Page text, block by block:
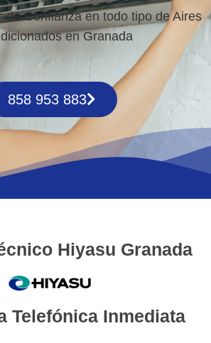
de Confianza en todo tipo de Aires
en Granada
858 953 883
Hiyasu Granada
Telefónica Inmediata